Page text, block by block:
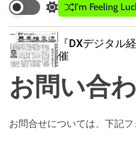
S
w
i
t
c
c
o
o
r
I'm Feeling
『DXデジタル
催
お問い合
お問合せについては、下記フ